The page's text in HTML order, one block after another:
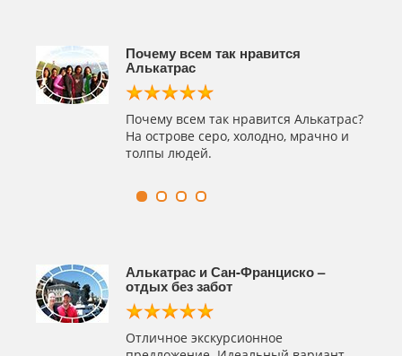
Почему всем так нравится
Алькатрас
Почему всем так нравится Алькатрас?
На острове серо, холодно, мрачно и
толпы людей.
Алькатрас и Сан-Франциско –
отдых без забот
Отличное экскурсионное